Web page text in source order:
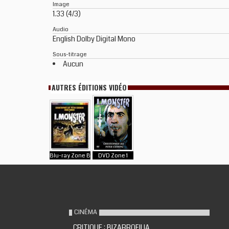
Image
1.33 (4/3)
Audio
English Dolby Digital Mono
Sous-titrage
Aucun
AUTRES ÉDITIONS VIDÉO
Blu-ray Zone B DVD Zone 1
CINÉMA